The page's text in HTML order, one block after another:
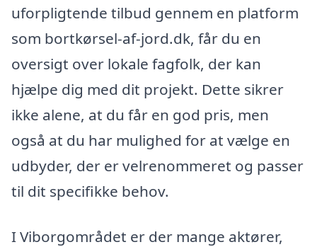
uforpligtende tilbud gennem en platform
som bortkørsel-af-jord.dk, får du en
oversigt over lokale fagfolk, der kan
hjælpe dig med dit projekt. Dette sikrer
ikke alene, at du får en god pris, men
også at du har mulighed for at vælge en
udbyder, der er velrenommeret og passer
til dit specifikke behov.
I Viborgområdet er der mange aktører,